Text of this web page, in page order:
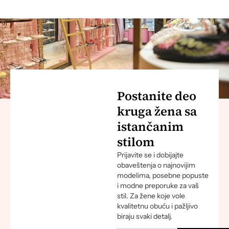
Postanite deo
kruga žena sa
istančanim
stilom
Prijavite se i dobijajte
obaveštenja o najnovijim
modelima, posebne popuste
i modne preporuke za vaš
stil. Za žene koje vole
kvalitetnu obuću i pažljivo
biraju svaki detalj.